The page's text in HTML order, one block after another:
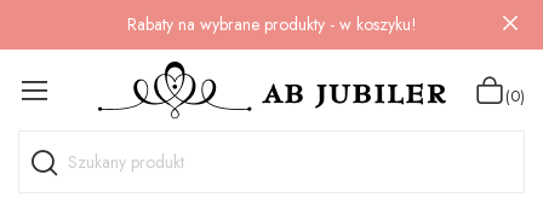
Rabaty na wybrane produkty - w koszyku!
(0)